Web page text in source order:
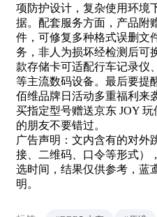
项防护设计，复杂使用环境
据。配套服务方面，产品附
件，可修复多种格式误删文
务，非人为损坏经检测后可
款存储卡可适配行车记录仪
等主流数码设备。最后要提
佰维品牌日活动多重福利来
买指定型号赠送京东 JOY
的朋友不要错过。
广告声明：文内含有的对外
接、二维码、口令等形式）
选时间，结果仅供参考，蓝
明。